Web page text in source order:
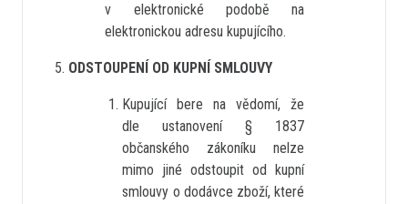
v elektronické podobě na
elektronickou adresu kupujícího.
ODSTOUPENÍ OD KUPNÍ SMLOUVY
Kupující bere na vědomí, že
dle ustanovení § 1837
občanského zákoníku nelze
mimo jiné odstoupit od kupní
smlouvy o dodávce zboží, které